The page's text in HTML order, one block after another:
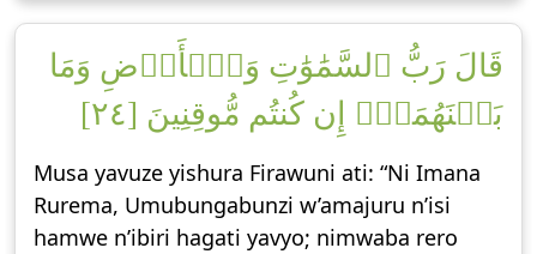
قَالَ رَبُّ ٱلسَّمَٰوَٰتِ وَٱلۡأَرۡضِ وَمَا
بَيۡنَهُمَآۖ إِن كُنتُم مُّوقِنِينَ [٢٤]
Musa yavuze yishura Firawuni ati: “Ni Imana
Rurema, Umubungabunzi w’amajuru n’isi
hamwe n’ibiri hagati yavyo; nimwaba rero